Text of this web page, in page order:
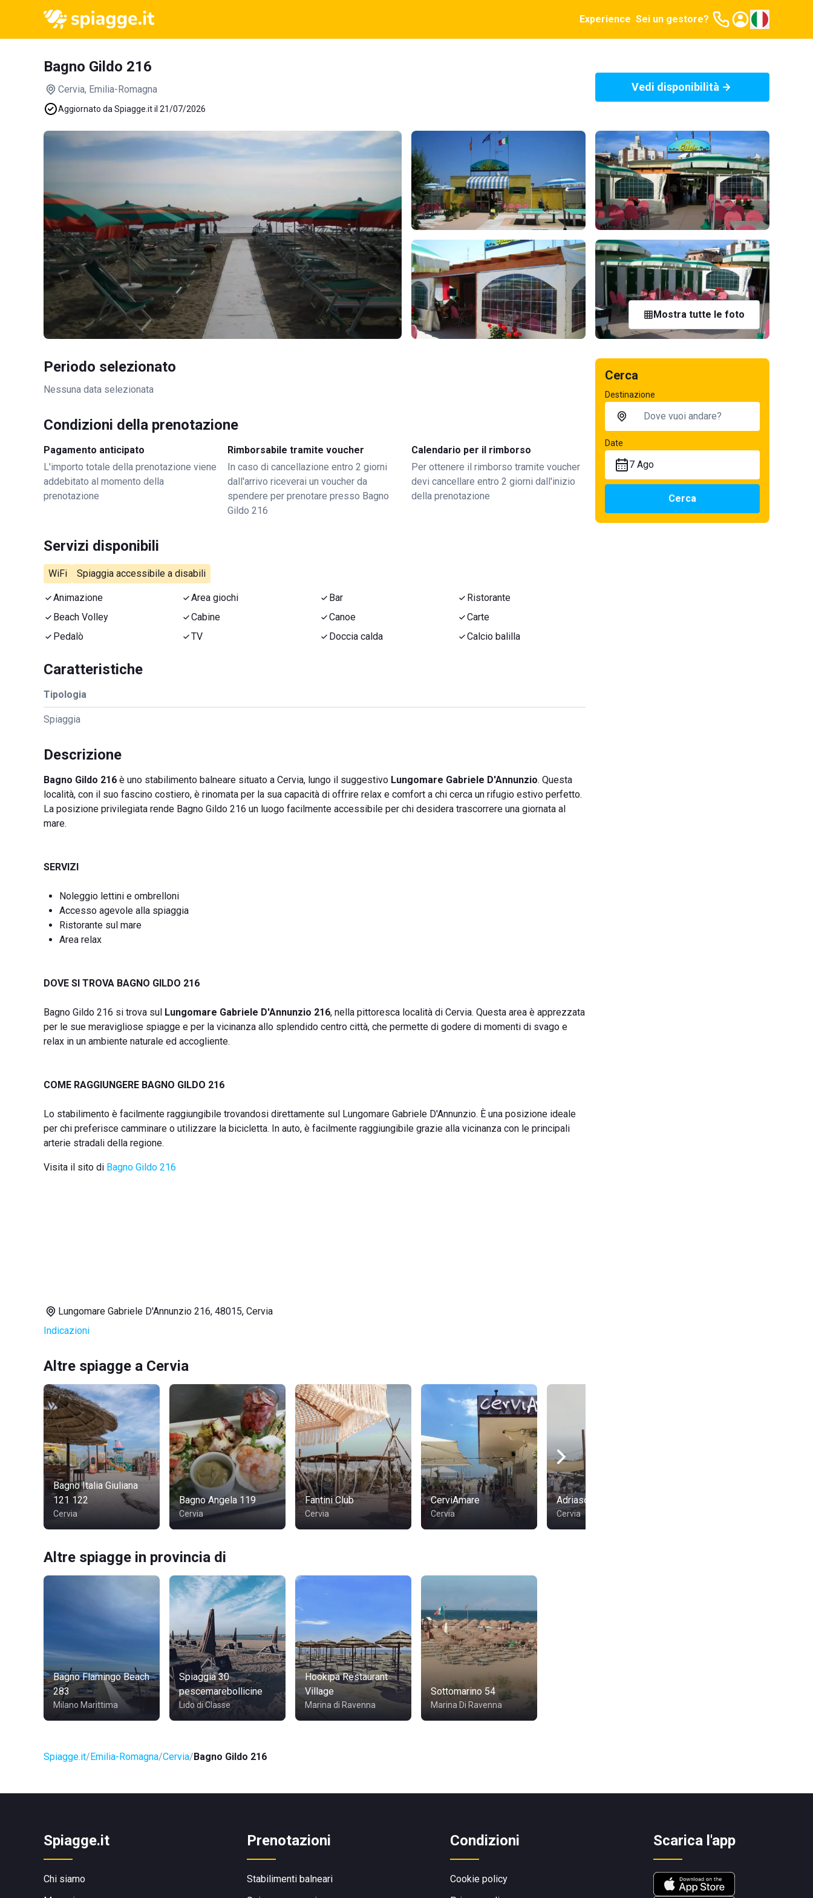
Experience Sei un gestore?
Bagno Gildo 216
Cervia, Emilia-Romagna
Aggiornato da Spiagge.it il 21/07/2026
Vedi disponibilità
Mostra tutte le foto
Periodo selezionato
Nessuna data selezionata
Condizioni della prenotazione
Pagamento anticipato
L'importo totale della prenotazione viene
addebitato al momento della
prenotazione
Rimborsabile tramite voucher
In caso di cancellazione entro 2 giorni
dall'arrivo riceverai un voucher da
spendere per prenotare presso Bagno
Gildo 216
Calendario per il rimborso
Per ottenere il rimborso tramite voucher
devi cancellare entro 2 giorni dall'inizio
della prenotazione
Servizi disponibili
WiFi Spiaggia accessibile a disabili
Animazione Area giochi Bar
Ristorante
Beach Volley
Cabine Canoe
Carte
Pedalò
TV Doccia calda Calcio balilla
Caratteristiche
Tipologia
Spiaggia
Descrizione
Bagno Gildo 216 è uno stabilimento balneare situato a Cervia, lungo il suggestivo Lungomare Gabriele D'Annunzio. Questa
località, con il suo fascino costiero, è rinomata per la sua capacità di offrire relax e comfort a chi cerca un rifugio estivo perfetto.
La posizione privilegiata rende Bagno Gildo 216 un luogo facilmente accessibile per chi desidera trascorrere una giornata al
mare.
SERVIZI
Noleggio lettini e ombrelloni
Accesso agevole alla spiaggia
Ristorante sul mare
Area relax
DOVE SI TROVA BAGNO GILDO 216
Bagno Gildo 216 si trova sul Lungomare Gabriele D'Annunzio 216, nella pittoresca località di Cervia. Questa area è apprezzata
per le sue meravigliose spiagge e per la vicinanza allo splendido centro città, che permette di godere di momenti di svago e
relax in un ambiente naturale ed accogliente.
COME RAGGIUNGERE BAGNO GILDO 216
Lo stabilimento è facilmente raggiungibile trovandosi direttamente sul Lungomare Gabriele D'Annunzio. È una posizione ideale
per chi preferisce camminare o utilizzare la bicicletta. In auto, è facilmente raggiungibile grazie alla vicinanza con le principali
arterie stradali della regione.
Visita il sito di Bagno Gildo 216
Lungomare Gabriele D'Annunzio 216, 48015, Cervia
Indicazioni
Altre spiagge a Cervia
Bagno Italia Giuliana
121 122
Cervia
Bagno Angela 119
Cervia
Fantini Club
Cervia
CerviAmare
Cervia
Adriasol 111-112
Cervia
Altre spiagge in provincia di
Bagno Flamingo Beach
283
Milano Marittima
Spiaggia 30
pescemarebollicine
Lido di Classe
Hookipa Restaurant
Village
Marina di Ravenna
Sottomarino 54
Marina Di Ravenna
Spiagge.it Emilia-Romagna Cervia Bagno Gildo 216
Cerca
Destinazione
Date
7 Ago
Cerca
Spiagge.it
Chi siamo
Prenotazioni
Stabilimenti balneari
Condizioni
Cookie policy
Scarica l'app